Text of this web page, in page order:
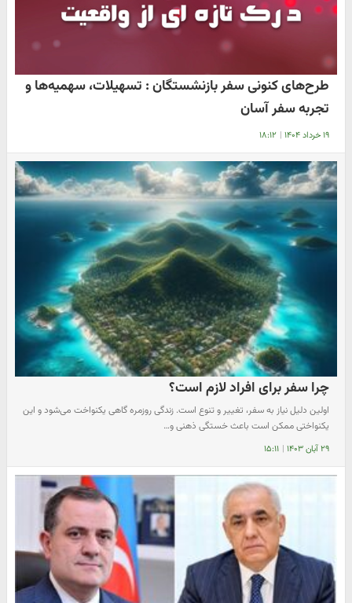
طرح‌های کنونی سفر بازنشستگان : تسهیلات، سهمیه‌ها و
تجربه سفر آسان
۱۹ خرداد ۱۴۰۴ | ۱۸:۱۲
چرا سفر برای افراد لازم است؟
اولین دلیل نیاز به سفر، تغییر و تنوع است. زندگی روزمره گاهی یکنواخت می‌شود و این
یکنواختی ممکن است باعث خستگی ذهنی و…
۲۹ آبان ۱۴۰۳ | ۱۵:۱۱